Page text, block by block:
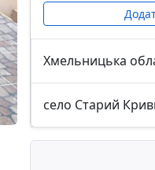
Хмельницька
село Старий